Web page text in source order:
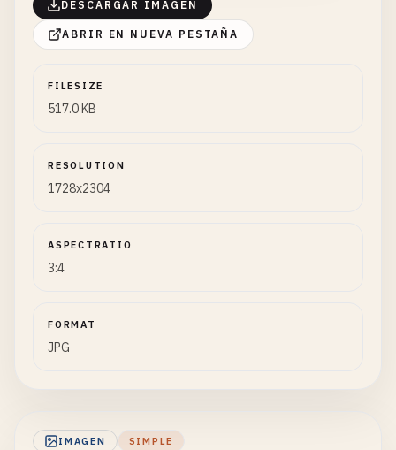
DESCARGAR IMAGEN
ABRIR EN NUEVA PESTAÑA
FILESIZE
517.0 KB
RESOLUTION
1728x2304
ASPECTRATIO
3:4
FORMAT
JPG
IMAGEN SIMPLE